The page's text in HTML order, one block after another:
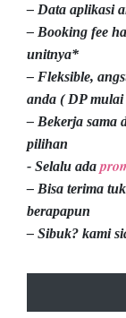
– Data aplikasi
– Booking fee
unitnya*
– Fleksible,
anda ( DP
– Bekerja sama
pilihan
- Selalu ada
– Bisa terima
berapapun
– Sibuk? kami